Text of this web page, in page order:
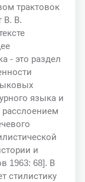
трактовок
В. В.
- это раздел
языка и
и
1963: 68]. В
стилистику